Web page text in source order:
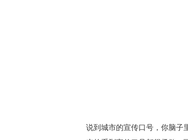
说到城市的宣传口号，你脑子